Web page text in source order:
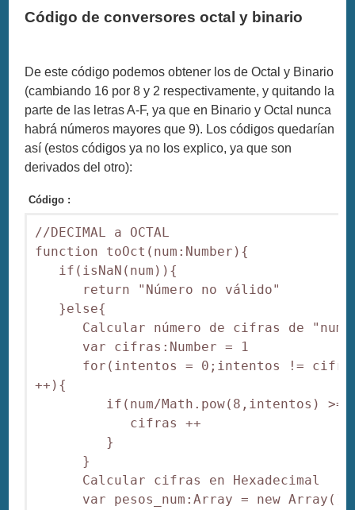
Código de conversores octal y binario
De este código podemos obtener los de Octal y Binario
(cambiando 16 por 8 y 2 respectivamente, y quitando la
parte de las letras A-F, ya que en Binario y Octal nunca
habrá números mayores que 9). Los códigos quedarían
así (estos códigos ya no los explico, ya que son
derivados del otro):
Código :
//DECIMAL a OCTAL
function toOct(num:Number){
if(isNaN(num)){
return "Número no válido"
}else{
Calcular número de cifras de "num"
var cifras:Number = 1
for(intentos = 0;intentos !=
++){
if(num/Math.pow(8,intentos) >=
cifras ++
}
}
Calcular cifras en Hexadecimal
var pesos_num:Array = new Array()